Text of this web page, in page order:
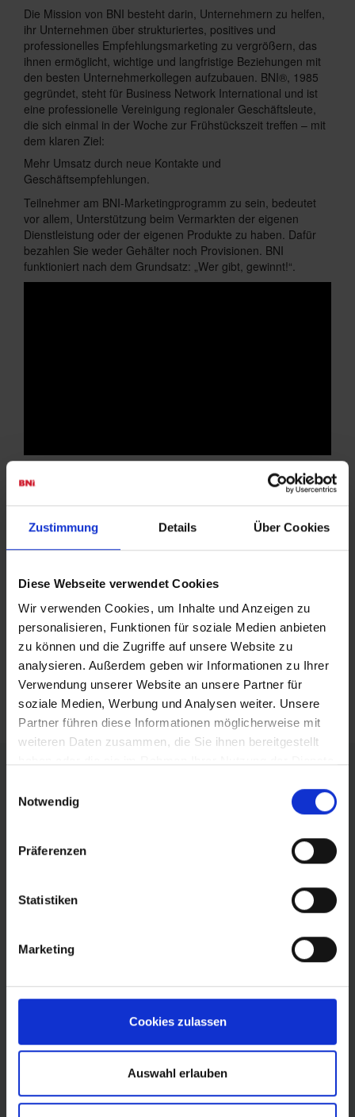
Zustimmung Details Über Cookies
Diese Webseite verwendet Cookies
Wir verwenden Cookies, um Inhalte und Anzeigen zu
personalisieren, Funktionen für soziale Medien anbieten
zu können und die Zugriffe auf unsere Website zu
analysieren. Außerdem geben wir Informationen zu Ihrer
Verwendung unserer Website an unsere Partner für
soziale Medien, Werbung und Analysen weiter. Unsere
Partner führen diese Informationen möglicherweise mit
weiteren Daten zusammen, die Sie ihnen bereitgestellt
Notwendig
Präferenzen
Statistiken
Marketing
Cookies zulassen
Auswahl erlauben
Die Mission von BNI besteht darin, Unternehmern zu helfen,
ihr Unternehmen über strukturiertes, positives und
professionelles Empfehlungsmarketing zu vergrößern, das
ihnen ermöglicht, wichtige und langfristige Beziehungen mit
den besten Unternehmerkollegen aufzubauen. BNI®, 1985
gegründet, steht für Business Network International und ist
eine professionelle Vereinigung regionaler Geschäftsleute,
die sich einmal in der Woche zur Frühstückszeit treffen – mit
dem klaren Ziel:
Mehr Umsatz durch neue Kontakte und
Geschäftsempfehlungen.
Teilnehmer am BNI-Marketingprogramm zu sein, bedeutet
vor allem, Unterstützung beim Vermarkten der eigenen
Dienstleistung oder der eigenen Produkte zu haben. Dafür
bezahlen Sie weder Gehälter noch Provisionen. BNI
funktioniert nach dem Grundsatz: „Wer gibt, gewinnt!“.
Interessiert, ein
Unternehmerteam in Ihrer
Umgebung zu finden?
Der beste Weg, mehr über BNI und die Arbeitsweise zu
erfahren ist der Besuch eines lokalen
Frühstückstmeetings
Lernen Sie die Unternehmer eines Unternehmerteams
persönlich kennen und heben Sie Ihre Netzwerkaktivitäten
auf die nächste Stufe.
Erfahren Sie mehr über die Vorteile, die Sie durch eine
Mitgliedschaft in einem Unternehmerteam inIhrer Region
nutzen können.
Links
Teamsuche
Team im Aufbau
Impressum